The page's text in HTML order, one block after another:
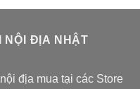
NỘI ĐỊA NHẬT
địa mua tại các Store